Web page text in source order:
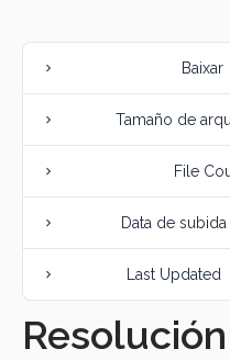
Baixar
Tamaño de
File
Data de subida
Last Updated